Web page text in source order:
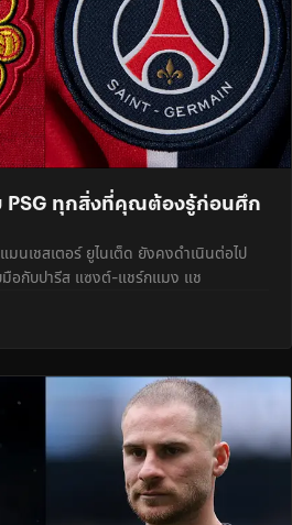
PSG ทุกสิ่งที่คุณต้องรู้ก่อนศึก
นเชสเตอร์ ยูไนเต็ด ยังคงดำเนินต่อไป
อกับปารีส แซงต์-แชร์กแมง แช